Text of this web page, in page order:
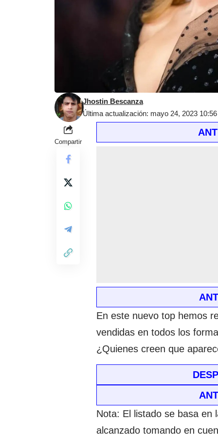
Última actualización: mayo 24, 2023
Jhostin Bescanza
Compartir
En este nuevo top hemos
vendidas en todos los
¿Quienes creen que
Nota: El listado se basa en
alcanzado tomando en